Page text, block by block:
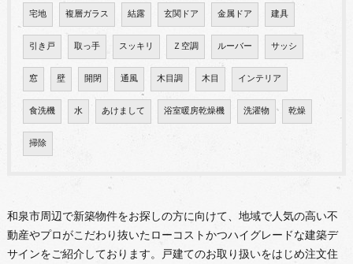
宅地 複層ガラス 結露 玄関ドア 金属ドア 建具
引き戸 取っ手 スッキリ Ｚ空調 ルーバー サッシ
窓 壁 開閉 通風 木目調 木目 インテリア
食洗機 水 あけまして 浴室暖房乾燥機 洗濯物 乾燥
掃除
和泉市周辺で新築物件をお探しの方に向けて、地域で人気の高い不
動産やプロがこだわり抜いたローコストかつハイグレードな建築デ
サインをご紹介しております。戸建てのお取り扱いをはじめ注文住